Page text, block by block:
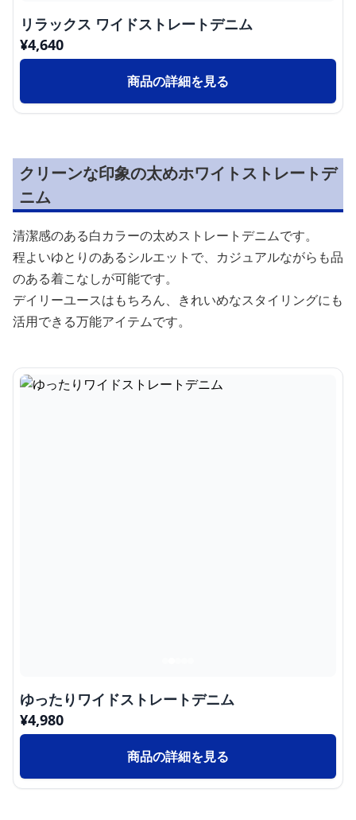
リラックス ワイドストレートデニム
¥4,640
商品の詳細を見る
クリーンな印象の太めホワイトストレートデ
ニム
清潔感のある白カラーの太めストレートデニムです。
程よいゆとりのあるシルエットで、カジュアルながらも品
のある着こなしが可能です。
デイリーユースはもちろん、きれいめなスタイリングにも
活用できる万能アイテムです。
ゆったりワイドストレートデニム
¥4,980
商品の詳細を見る